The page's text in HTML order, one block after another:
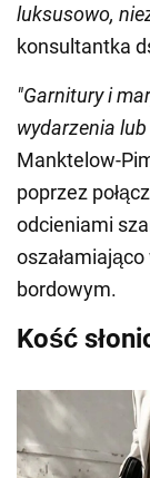
luksusowo,
konsultantka
"Garnitury i
wydarzenia
Manktelow-
poprzez
odcieniami
bordowym.
Kość